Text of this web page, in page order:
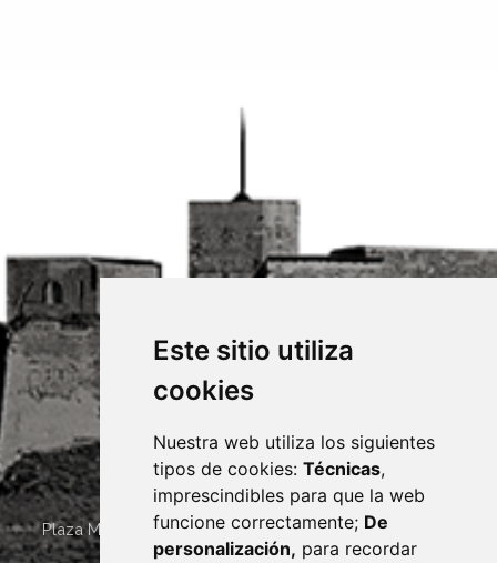
Este sitio utiliza
cookies
Nuestra web utiliza los siguientes
tipos de cookies: Técnicas,
imprescindibles para que la web
funcione correctamente; De
personalización, para recordar
Plaza Mayor 4 22400 MONZÓN - ARAGÓN (ESPAÑA)
· (34) 974 400 700 ·